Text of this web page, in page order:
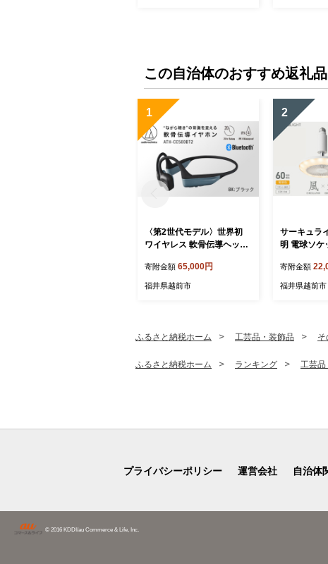
この自治体のおすすめ返礼品
1
〈第2世代モデル〉世界初
ワイヤレス 軟骨伝導ヘッド
ラック） オーディオテクニ
カ
寄附金額 65,000円
福井県越前市
2
サーキュラ
明 電球ソケ
シャ】
寄附金額
福井県越前市
ふるさと納税ホーム 工芸品・装飾品 そ
ふるさと納税ホーム ランキング 工芸品
プライバシーポリシー 運営会社 自治体
© 2016 KDDI/au Commerce & Life, Inc.